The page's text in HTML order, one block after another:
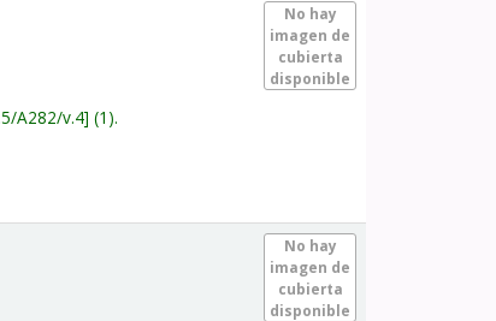
No hay
imagen de
cubierta
disponible
A282/v.4 (1).
No hay
imagen de
cubierta
disponible